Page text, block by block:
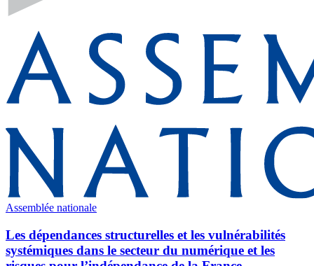
Assemblée nationale
Les dépendances structurelles et les vulnérabilités
systémiques dans le secteur du numérique et les